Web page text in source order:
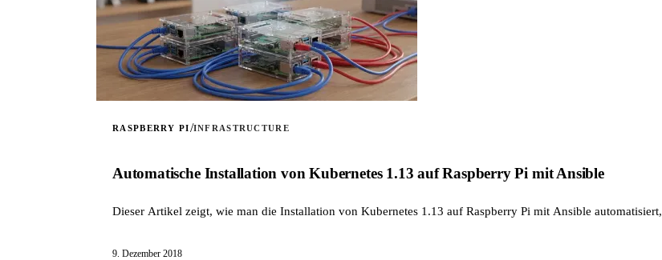
RASPBERRY PI/INFRASTRUCTURE
Automatische Installation von Kubernetes 1.13 auf Raspberry Pi mit Ansible
Dieser Artikel zeigt, wie man die Installation von Kubernetes 1.13 auf Raspberry Pi mit Ansible
9. Dezember 2018